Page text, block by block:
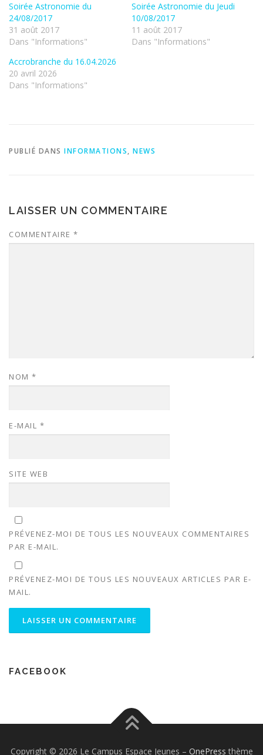
Soirée Astronomie du
24/08/2017
31 août 2017
Dans "Informations"
Soirée Astronomie du Jeudi
10/08/2017
11 août 2017
Dans "Informations"
Accrobranche du 16.04.2026
20 avril 2026
Dans "Informations"
PUBLIÉ DANS INFORMATIONS, NEWS
LAISSER UN COMMENTAIRE
COMMENTAIRE *
NOM *
E-MAIL *
SITE WEB
PRÉVENEZ-MOI DE TOUS LES NOUVEAUX COMMENTAIRES
PAR E-MAIL.
PRÉVENEZ-MOI DE TOUS LES NOUVEAUX ARTICLES PAR E-
MAIL.
FACEBOOK
Copyright © 2026 Le Campus Espace Jeunes – OnePress thème